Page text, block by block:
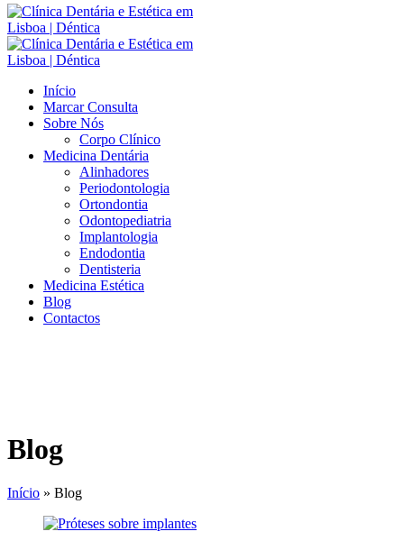
Início
Marcar Consulta
Sobre Nós
Corpo Clínico
Medicina Dentária
Alinhadores
Periodontologia
Ortondontia
Odontopediatria
Implantologia
Endodontia
Dentisteria
Medicina Estética
Blog
Contactos
Blog
Início » Blog